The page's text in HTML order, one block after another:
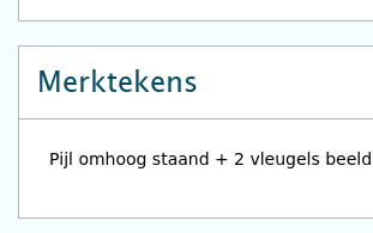
Merktekens